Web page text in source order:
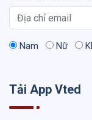
Nam Nữ
Tải App Vted